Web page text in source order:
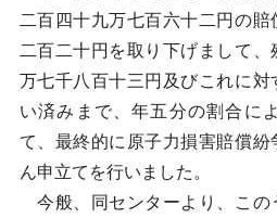
二百四十九万七百六十二円の
二百二十円を取り下げまして
万七千八百十三円及びこれに
い済みまで、年五分の割合に
て、最終的に原子力損害賠償
ん申立てを行いました。
今般、同センターより、この